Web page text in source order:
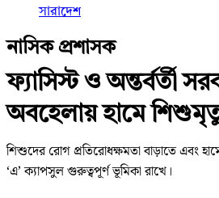
সারাদেশ
নাসিক প্রশাসক
ফ্যাসিস্ট ও অন্তর্বর্তী
অবহেলায় হামে
শিশুদের রোগ প্রতিরোধক্ষমতা বাড়াতে এবং
‘এ’ ক্যাপসুল গুরুত্বপূর্ণ ভূমিকা রাখে।